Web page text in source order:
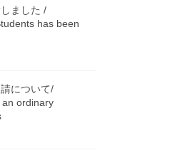
しました /
has been
について/
ordinary